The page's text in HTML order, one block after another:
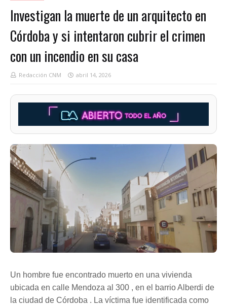
Investigan la muerte de un arquitecto en
Córdoba y si intentaron cubrir el crimen
con un incendio en su casa
Redacción CNM abril 14, 2026
Un hombre fue encontrado muerto en una vivienda
ubicada en calle Mendoza al 300 , en el barrio Alberdi de
la ciudad de Córdoba . La víctima fue identificada como